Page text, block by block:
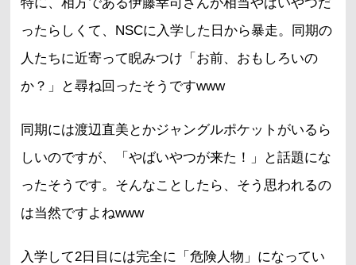
ったらしくて、NSCに入学した日から暴走。同期の
人たちに近寄って睨みつけ「お前、おもしろいの
か？」と尋ね回ったそうですwww
同期には渡辺直美とかジャングルポケットがいるら
しいのですが、「やばいやつが来た！」と話題にな
ったそうです。そんなことしたら、そう思われるの
は当然ですよねwww
入学して2日目には完全に「危険人物」になってい